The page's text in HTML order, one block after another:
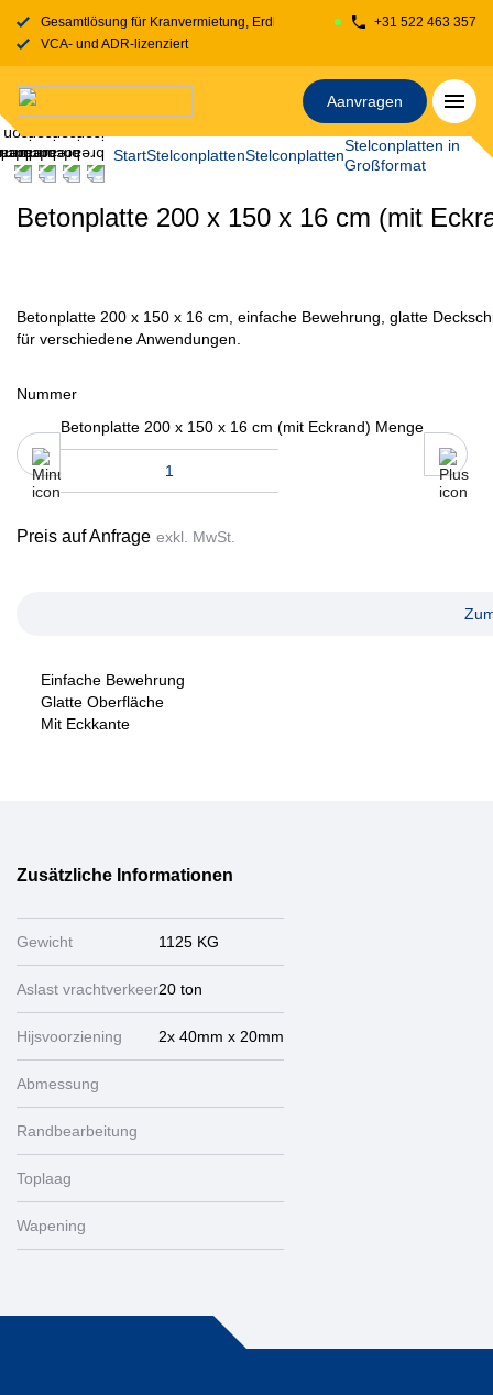
Gesamtlösung für Kranvermietung, Erdbewegung, Transport,
VCA- und ADR-lizenziert
+31 522 463 357
Aanvragen
StartStelconplattenStelconplatten
Stelconplatten in
Großformat
Betonplatte 200 x 150 x 16 cm (mit
Betonplatte 200 x 150 x 16 cm, einfache Bewehrung, glatte
für verschiedene Anwendungen.
Nummer
Betonplatte 200 x 150 x 16 cm (mit Eckrand) Menge
Preis auf Anfrage exkl. MwSt.
Einfache Bewehrung
Glatte Oberfläche
Mit Eckkante
Zusätzliche Informationen
Gewicht 1125 KG
Aslast vrachtverkeer20 ton
Hijsvoorziening 2x 40mm x 20mm
Abmessung
Randbearbeitung
Toplaag
Wapening